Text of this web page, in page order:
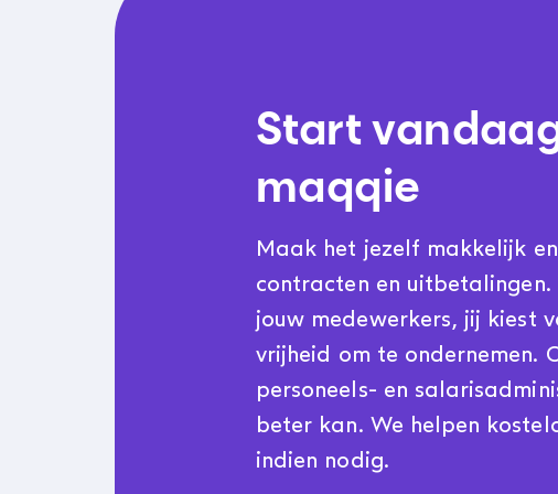
Start
maqqie
Maak het jezelf makkelijk
contracten en
jouw medewerkers, jij kiest
vrijheid om te ondernemen.
personeels- en
beter kan. We helpen
indien nodig.